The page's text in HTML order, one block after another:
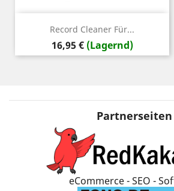
Record Cleaner Für...
Preis
16,95 € (Lagernd)
Partnerseiten
eCommerce - SEO -